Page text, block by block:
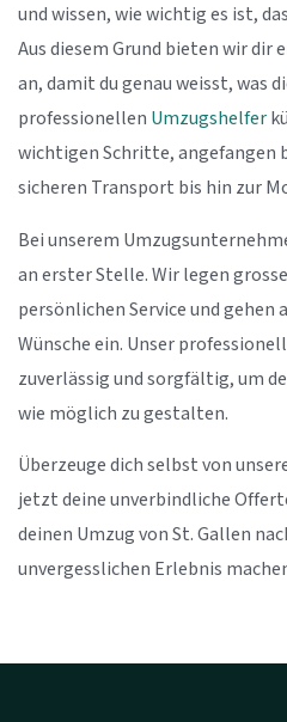
und wissen, wie wichtig es ist,
Aus diesem Grund bieten wir dir
an, damit du genau weisst, was
professionellen Umzugshelfer
wichtigen Schritte, angefangen
sicheren Transport bis hin zur
Bei unserem
an erster Stelle. Wir legen
persönlichen Service und gehen
Wünsche ein. Unser
zuverlässig und sorgfältig, um
wie möglich zu gestalten.
Überzeuge dich selbst von
jetzt deine unverbindliche
deinen Umzug von St. Gallen
unvergesslichen Erlebnis